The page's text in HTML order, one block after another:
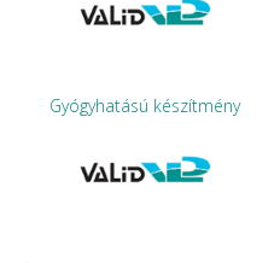
Gyógyhatású készítmény